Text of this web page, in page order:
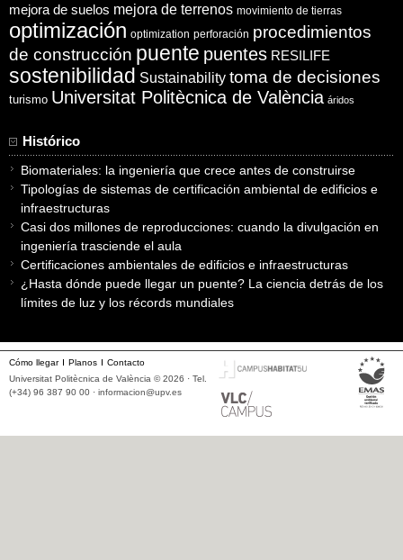
mejora de suelos mejora de terrenos movimiento de tierras
optimización optimization perforación procedimientos
de construcción puente puentes RESILIFE
sostenibilidad Sustainability toma de decisiones
turismo Universitat Politècnica de València áridos
Histórico
Biomateriales: la ingeniería que crece antes de construirse
Tipologías de sistemas de certificación ambiental de edificios e
infraestructuras
Casi dos millones de reproducciones: cuando la divulgación en
ingeniería trasciende el aula
Certificaciones ambientales de edificios e infraestructuras
¿Hasta dónde puede llegar un puente? La ciencia detrás de los
límites de luz y los récords mundiales
Cómo llegar Planos
Contacto
Universitat Politècnica de València © 2026 · Tel.
(+34) 96 387 90 00 · informacion@upv.es